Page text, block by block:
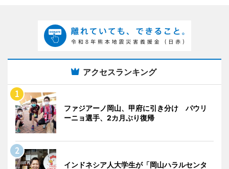
アクセスランキング
ファジアーノ岡山、甲府に引き分け パウリ
ーニョ選手、2カ月ぶり復帰
インドネシア人大学生が「岡山ハラルセンタ